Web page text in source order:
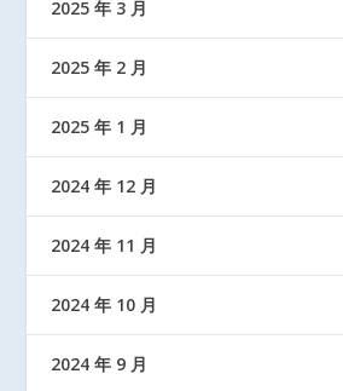
2025 年 3 月
2025 年 2 月
2025 年 1 月
2024 年 12 月
2024 年 11 月
2024 年 10 月
2024 年 9 月